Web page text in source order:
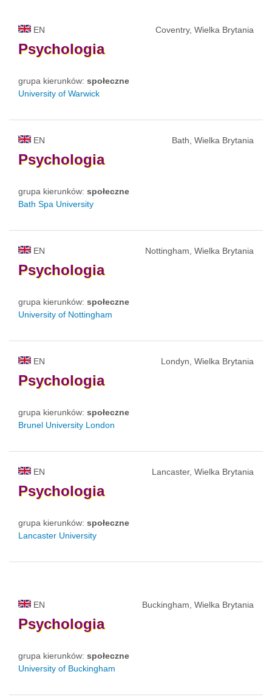
EN Coventry, Wielka Brytania
Psychologia
grupa kierunków: społeczne
University of Warwick
EN Bath, Wielka Brytania
Psychologia
grupa kierunków: społeczne
Bath Spa University
EN Nottingham, Wielka Brytania
Psychologia
grupa kierunków: społeczne
University of Nottingham
EN Londyn, Wielka Brytania
Psychologia
grupa kierunków: społeczne
Brunel University London
EN Lancaster, Wielka Brytania
Psychologia
grupa kierunków: społeczne
Lancaster University
EN Buckingham, Wielka Brytania
Psychologia
grupa kierunków: społeczne
University of Buckingham